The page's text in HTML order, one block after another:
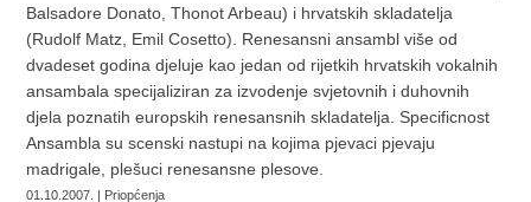
Balsadore Donato, Thonot Arbeau) i hrvatskih skladatelja
(Rudolf Matz, Emil Cosetto). Renesansni ansambl više od
dvadeset godina djeluje kao jedan od rijetkih hrvatskih vokalnih
ansambala specijaliziran za izvodenje svjetovnih i duhovnih
djela poznatih europskih renesansnih skladatelja. Specificnost
Ansambla su scenski nastupi na kojima pjevaci pjevaju
madrigale, plešuci renesansne plesove.
01.10.2007. | Priopćenja